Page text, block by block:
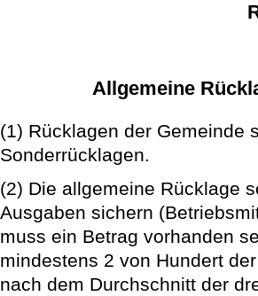
Allgemeine
(1) Rücklagen der Gemeinde
Sonderrücklagen.
(2) Die allgemeine Rücklage
Ausgaben sichern
muss ein Betrag vorhanden
mindestens 2 von Hundert
nach dem Durchschnitt der